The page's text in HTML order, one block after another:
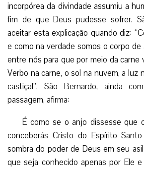
incorpórea da divindade assumiu a
fim de que Deus pudesse sofrer.
aceitar esta explicação quando diz:
e como na verdade somos o corpo de
entre nós para que por meio da carne
Verbo na carne, o sol na nuvem, a luz
castiçal”. São Bernardo, ainda
passagem, afirma:
É como se o anjo dissesse que
conceberás Cristo do Espírito
sombra do poder de Deus em seu
que seja conhecido apenas por Ele